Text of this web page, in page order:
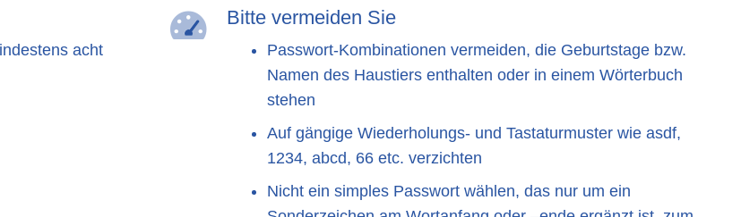
acht
Bitte vermeiden Sie
Passwort-Kombinationen vermeiden, die Geburtstage bzw.
Namen des Haustiers enthalten oder in einem Wörterbuch
stehen
Auf gängige Wiederholungs- und Tastaturmuster wie asdf,
1234, abcd, 66 etc. verzichten
Nicht ein simples Passwort wählen, das nur um ein